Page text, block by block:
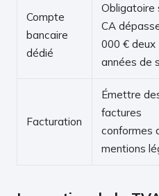
Compte
bancaire
dédié
Obligatoire
CA
000 € deux
années de
Facturation
Émettre
factures
conformes
mentions